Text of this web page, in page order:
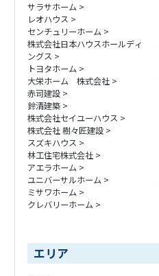
サラサホーム
レオハウス
センチュリーホーム
株式会社日本ハウスホールディ
ングス
トヨタホーム
大栄ホーム 株式会社
赤司建設
鈴清建築
株式会社セイユーハウス
株式会社 樹々匠建設
スズキハウス
林工住宅株式会社
アエラホーム
ユニバーサルホーム
ミサワホーム
クレバリーホーム
エリア